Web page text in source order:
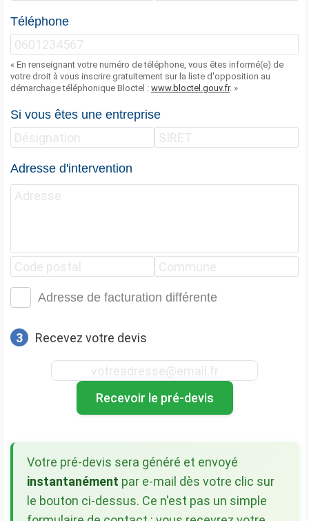
Téléphone
« En renseignant votre numéro de téléphone, vous êtes informé(e) de
votre droit à vous inscrire gratuitement sur la liste d'opposition au
démarchage téléphonique Bloctel : www.bloctel.gouv.fr. »
Si vous êtes une entreprise
Adresse d'intervention
Adresse de facturation différente
3 Recevez votre devis
Recevoir le pré-devis
Votre pré-devis sera généré et envoyé
instantanément par e-mail dès votre clic sur
le bouton ci-dessus. Ce n'est pas un simple